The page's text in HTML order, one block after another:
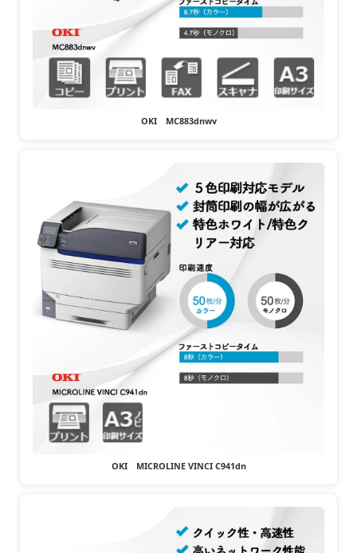
OKI MC883dnwv
OKI MICROLINE VINCI C941dn